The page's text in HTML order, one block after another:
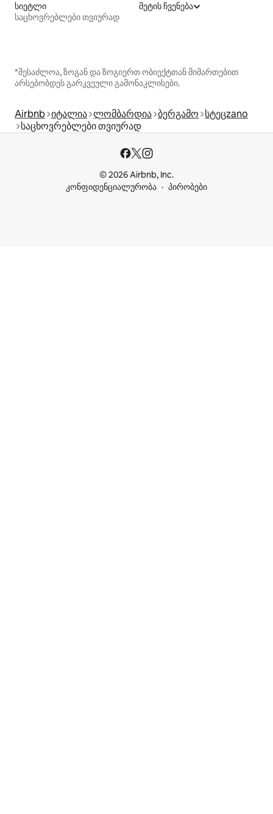
სიეტლი
საცხოვრებლები თვიურად
მეტის ჩვენება
*შესაძლოა, ზოგან და ზოგიერთ ობიექტთან მიმართებით
არსებობდეს გარკვეული გამონაკლისები.
Airbnb იტალია ლომბარდია ბერგამო სტეცzano
საცხოვრებლები თვიურად
© 2026 Airbnb, Inc.
კონფიდენციალურობა
პირობები